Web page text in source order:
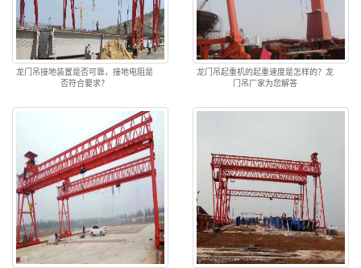
龙门吊接地装置是否可靠，接地电阻是
否符合要求？
龙门吊起重机的起重速度是怎样的？龙
门吊厂家为您解答